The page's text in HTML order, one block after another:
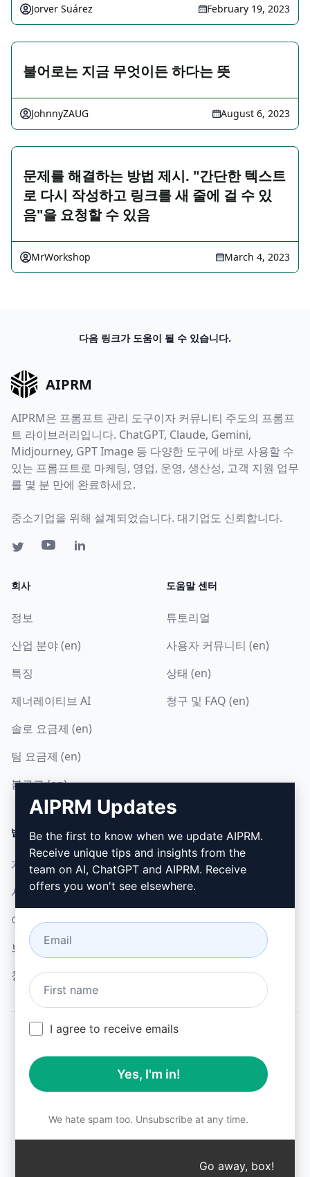
Jorver Suárez February 19, 2023
불어로는 지금 무엇이든 하다는 뜻
JohnnyZAUG August 6, 2023
문제를 해결하는 방법 제시. "간단한 텍스트
로 다시 작성하고 링크를 새 줄에 걸 수 있
음"을 요청할 수 있음
MrWorkshop March 4, 2023
다음 링크가 도움이 될 수 있습니다.
AIPRM
AIPRM은 프롬프트 관리 도구이자 커뮤니티 주도의 프롬프
트 라이브러리입니다. ChatGPT, Claude, Gemini,
Midjourney, GPT Image 등 다양한 도구에 바로 사용할 수
있는 프롬프트로 마케팅, 영업, 운영, 생산성, 고객 지원 업무
를 몇 분 만에 완료하세요.
중소기업을 위해 설계되었습니다. 대기업도 신뢰합니다.
회사
정보
산업 분야 (en)
특징
제너레이티브 AI
솔로 요금제 (en)
팀 요금제 (en)
블로그 (en)
도움말 센터
튜토리얼
사용자 커뮤니티 (en)
상태 (en)
청구 및 FAQ (en)
법률
개인정보 보호정책 (en)
사용 제한 정책 (en)
이용 약관 (en)
브라우저 확장 약관 (en)
청구 약관 (en)
다운로드
설치 방법
Google 크롬
Microsoft Edge
All logos, trademarks, and registered trademarks are the
property of their respective owners.
AIPRM and other related brand names are registered
laws.
Unauthorized trademark use is prohibited, and may be a
violation of federal and state trademark laws. ↑
AIPRM Updates
Be the first to know when we update AIPRM.
Receive unique tips and insights from the
team on AI, ChatGPT and AIPRM. Receive
offers you won't see elsewhere.
I agree to receive emails
Yes, I'm in!
We hate spam too. Unsubscribe at any time.
Go away, box!